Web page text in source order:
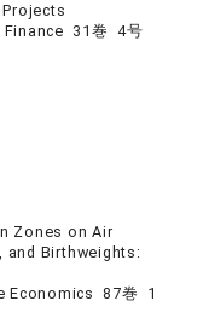
Finance 31巻 4号
Zones on Air
and Birthweights:
Economics 87巻 1